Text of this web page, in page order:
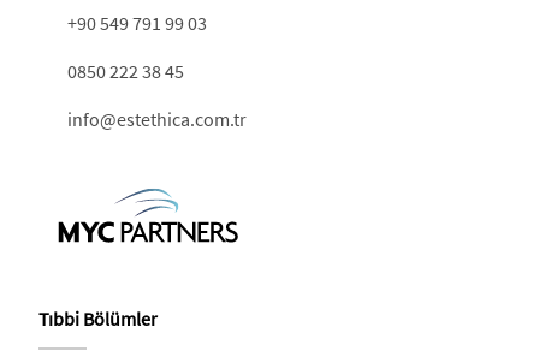
+90 549 791 99 03
0850 222 38 45
info@estethica.com.tr
Tıbbi Bölümler